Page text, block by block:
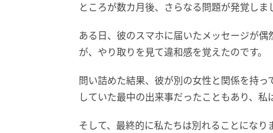
ところが数カ月後、さらなる問題が発覚しま
ある日、彼のスマホに届いたメッセージが
が、やり取りを見て違和感を覚えたのです。
問い詰めた結果、彼が別の女性と関係を持
していた最中の出来事だったこともあり、私
そして、最終的に私たちは別れることにな